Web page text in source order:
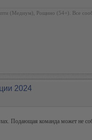
(Медиум), Рощино (54+). Все
2024
Подающая команда может не